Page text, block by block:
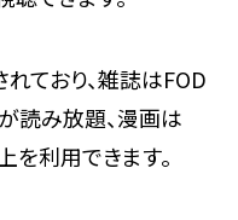
ており、雑誌はFOD
読み放題、漫画は
を利用できます。